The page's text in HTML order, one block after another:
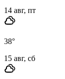
14 авг, пт
38°
15 авг, сб